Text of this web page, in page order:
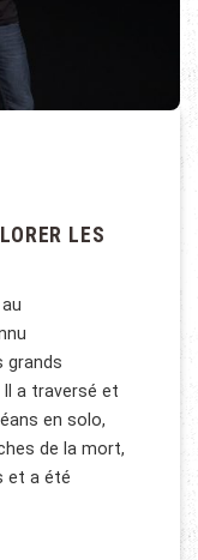
LES
grands
a traversé et
en solo,
de la mort,
et a été
LES LIMITES